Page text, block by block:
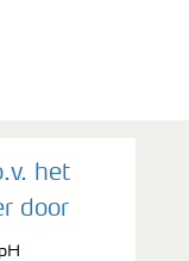
het
door